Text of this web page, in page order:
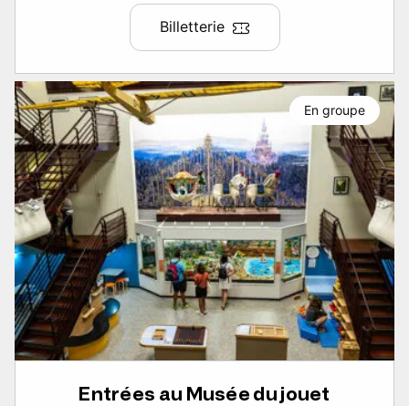
Billetterie
Entrées au Musée du jouet
En groupe